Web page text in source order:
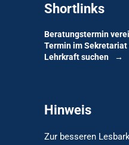
Shortlinks
Beratungstermin
Termin im
Lehrkraft suchen
Hinweis
Zur besseren